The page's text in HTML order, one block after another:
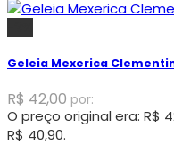
Geleia Mexerica
R$ 42,00 por:
O preço original era: R$
R$ 40,90.